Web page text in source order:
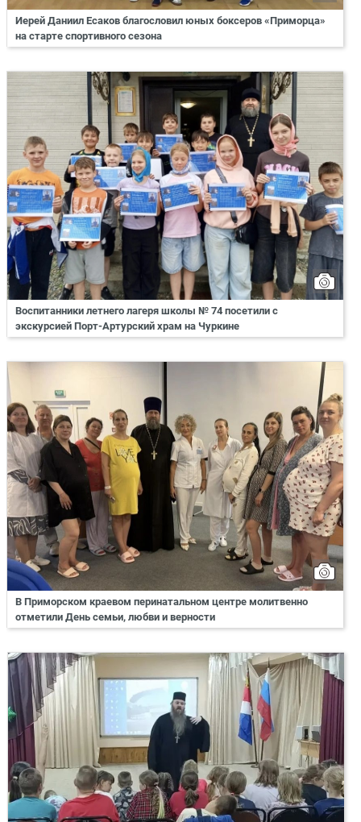
Иерей Даниил Есаков благословил юных боксеров «Приморца»
на старте спортивного сезона
Воспитанники летнего лагеря школы № 74 посетили с
экскурсией Порт-Артурский храм на Чуркине
В Приморском краевом перинатальном центре молитвенно
отметили День семьи, любви и верности